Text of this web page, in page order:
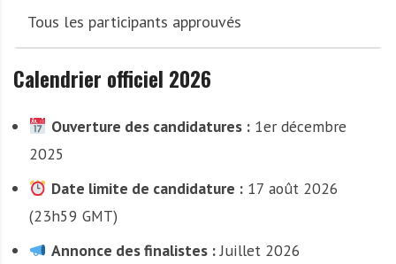
Tous les participants approuvés
Calendrier officiel 2026
Ouverture des candidatures :1er décembre
2025
Date limite de candidature :17 août 2026
(23h59 GMT)
Annonce des finalistes :Juillet 2026